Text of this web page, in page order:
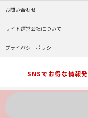
お問い合わせ
サイト運営会社について
プライバシーポリシー
SNSでお得な情報